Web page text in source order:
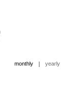
monthly | yearly